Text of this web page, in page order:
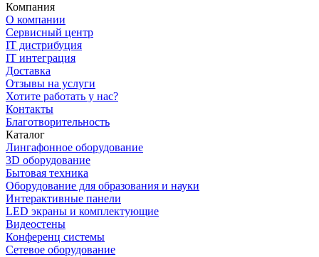
Компания
О компании
Сервисный центр
IT дистрибуция
IT интеграция
Доставка
Отзывы на услуги
Хотите работать у нас?
Контакты
Благотворительность
Каталог
Лингафонное оборудование
3D оборудование
Бытовая техника
Оборудование для образования и науки
Интерактивные панели
LED экраны и комплектующие
Видеостены
Конференц системы
Сетевое оборудование